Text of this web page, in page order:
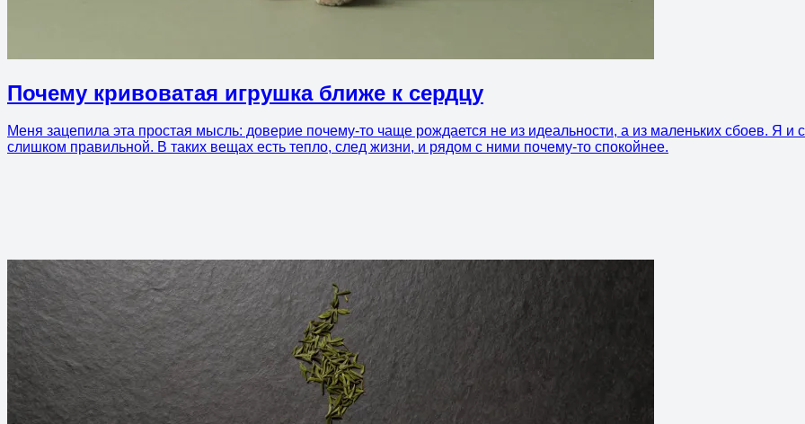
Почему кривоватая игрушка ближе к сердцу
Меня зацепила эта простая мысль: доверие почему-то чаще рождается не из идеальности, а из маленьких сбоев. Я и
слишком правильной. В таких вещах есть тепло, след жизни, и рядом с ними почему-то спокойнее.